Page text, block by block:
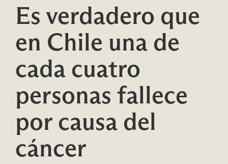
Es verdadero que
en Chile una de
cada cuatro
personas fallece
por causa del
cáncer